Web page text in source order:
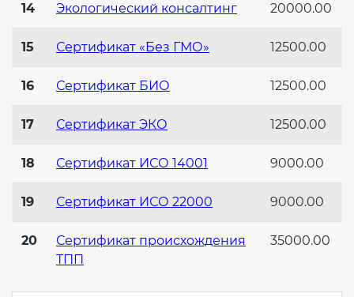
14 Экологический консалтинг 20000.00
15 Сертификат «Без ГМО» 12500.00
16 Сертификат БИО 12500.00
17 Сертификат ЭКО 12500.00
18 Сертификат ИСО 14001 9000.00
19 Сертификат ИСО 22000 9000.00
20
Сертификат происхождения
ТПП
35000.00